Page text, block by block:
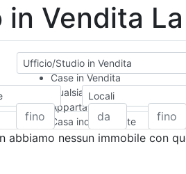
Vendita
Ufficio/Studio in Vendita
Case in Vendita
Qualsiasi
Appartamento
Casa indipendente
Casa Semi-indipendente
Locali
abbiamo nessun immobile con